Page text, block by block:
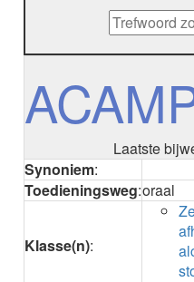
ADALIMUMAB
ADAPALEEN
ADAPALEEN /
ADENOSINE
AESCINE
AFLIBERCEPT parenteraal
AFLIBERCEPT intravitreaal
AGOMELATINE
Laatste
Synoniem:
Toedieningsweg:oraal
Klasse(n):